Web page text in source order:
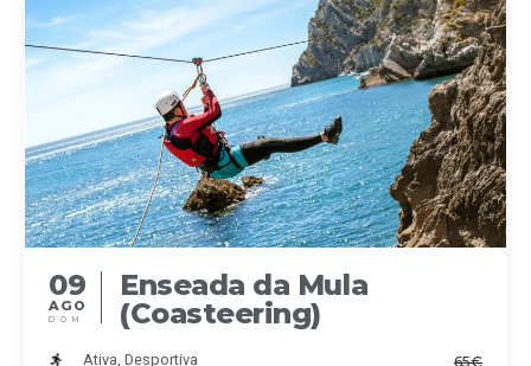
t
o
S
e
09
AGO
DOM
Enseada da Mula
(Coasteering)
Ativa, Desportiva